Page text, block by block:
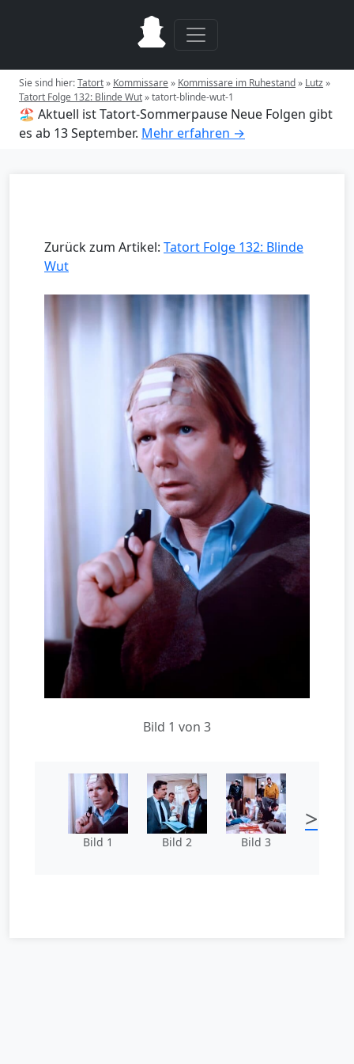
Sie sind hier:Tatort» Kommissare» Kommissare im Ruhestand» Lutz»
Tatort Folge 132: Blinde Wut»tatort-blinde-wut-1
🏖️ Aktuell ist Tatort-Sommerpause Neue Folgen gibt
es ab 13 September. Mehr erfahren →
Zurück zum Artikel: Tatort Folge 132: Blinde
Wut
Bild 1 von 3
Bild 1 Bild 2 Bild 3
>